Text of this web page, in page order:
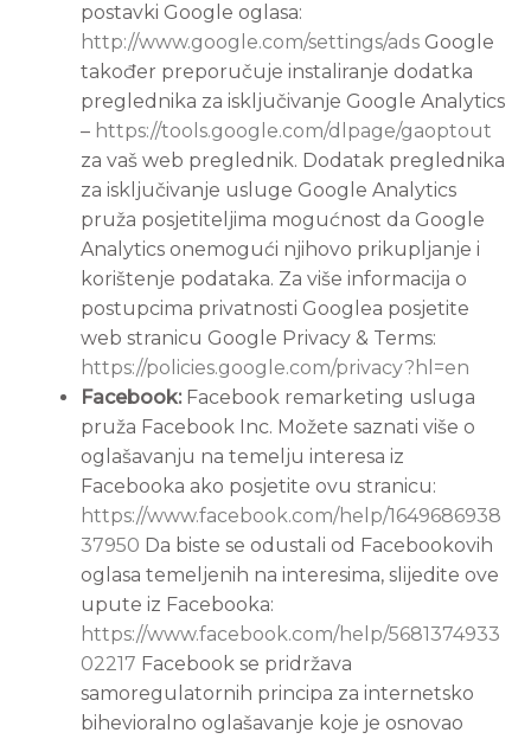
postavki Google oglasa:
http://www.google.com/settings/ads Google
također preporučuje instaliranje dodatka
preglednika za isključivanje Google Analytics
– https://tools.google.com/dlpage/gaoptout
za vaš web preglednik. Dodatak preglednika
za isključivanje usluge Google Analytics
pruža posjetiteljima mogućnost da Google
Analytics onemogući njihovo prikupljanje i
korištenje podataka. Za više informacija o
postupcima privatnosti Googlea posjetite
web stranicu Google Privacy & Terms:
https://policies.google.com/privacy?hl=en
Facebook: Facebook remarketing usluga
pruža Facebook Inc. Možete saznati više o
oglašavanju na temelju interesa iz
Facebooka ako posjetite ovu stranicu:
https://www.facebook.com/help/1649686938
37950 Da biste se odustali od Facebookovih
oglasa temeljenih na interesima, slijedite ove
upute iz Facebooka:
https://www.facebook.com/help/5681374933
02217 Facebook se pridržava
samoregulatornih principa za internetsko
bihevioralno oglašavanje koje je osnovao